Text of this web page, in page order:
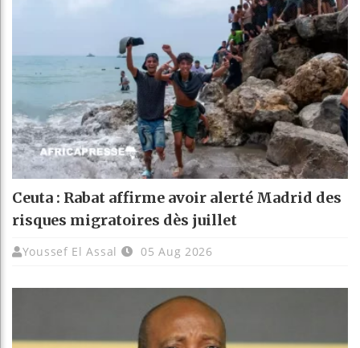
Ceuta : Rabat affirme avoir alerté Madrid des
risques migratoires dès juillet
Youssef El Assal 05 Aug 2026